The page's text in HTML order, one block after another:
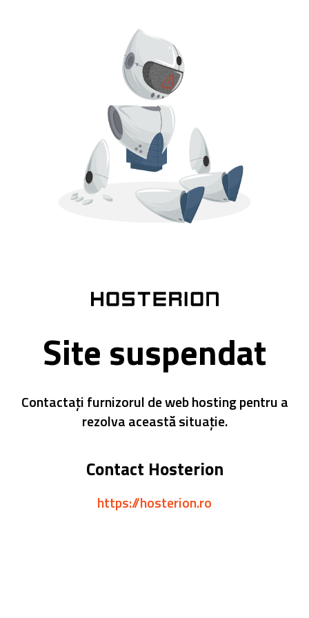
Site suspendat
Contactați furnizorul de web hosting pentru a
rezolva această situație.
Contact Hosterion
https://hosterion.ro